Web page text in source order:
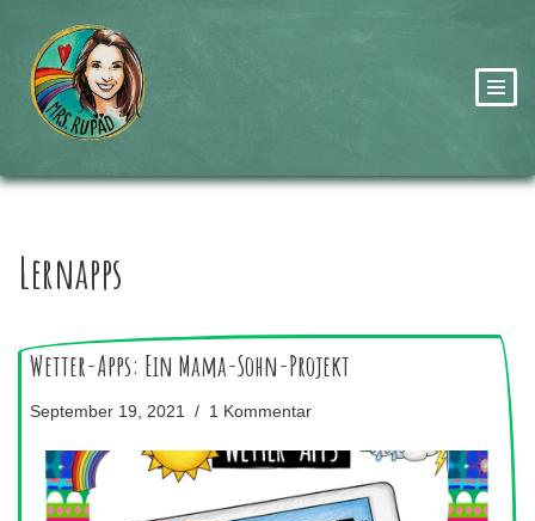
Zum
Inhalt
springen
Lernapps
Wetter-Apps: Ein Mama-Sohn-Projekt
September 19, 2021 1 Kommentar